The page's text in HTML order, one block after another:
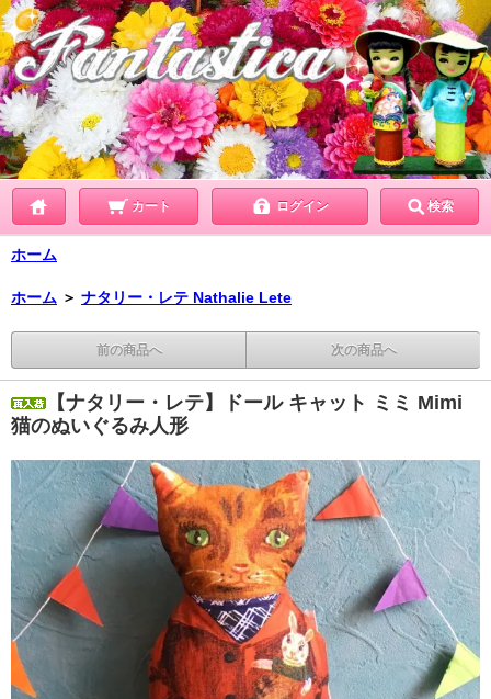
カート ログイン 検索
ホーム
ホーム ＞ ナタリー・レテ Nathalie Lete
前の商品へ 次の商品へ
【ナタリー・レテ】ドール キャット ミミ Mimi
猫のぬいぐるみ人形